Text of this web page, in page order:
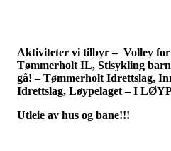
Aktiviteter vi tilbyr – Volley
Tømmerholt IL, Stisykling
gå! – Tømmerholt Idrettslag,
Idrettslag, Løypelaget – I
Utleie av hus og bane!!!